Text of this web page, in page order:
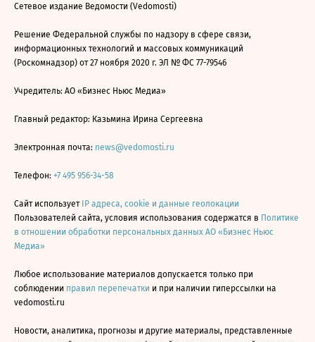
Сетевое издание Ведомости (Vedomosti)
Решение Федеральной службы по надзору в сфере связи,
информационных технологий и массовых коммуникаций
(Роскомнадзор) от 27 ноября 2020 г. ЭЛ № ФС 77-79546
Учредитель: АО «Бизнес Ньюс Медиа»
Главный редактор: Казьмина Ирина Сергеевна
Электронная почта: news@vedomosti.ru
Телефон: +7 495 956-34-58
Сайт использует IP адреса, cookie и данные геолокации
Пользователей сайта, условия использования содержатся в Политике
в отношении обработки персональных данных АО «Бизнес Ньюс
Медиа»
Любое использование материалов допускается только при
соблюдении правил перепечатки и при наличии гиперссылки на
vedomosti.ru
Новости, аналитика, прогнозы и другие материалы, представленные